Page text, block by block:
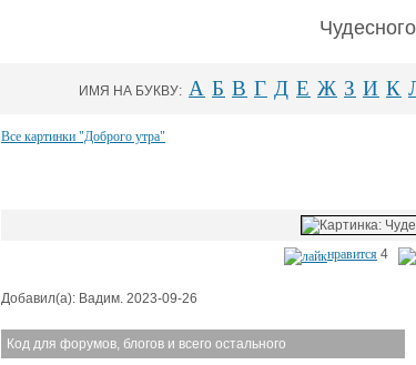
ИМЯ НА БУКВУ: А Б В Г Д Е Ж З И К
Все картинки "Доброго утра"
нравится 4
Добавил(а): Вадим. 2023-09-26
Код для форумов, блогов и всего остального